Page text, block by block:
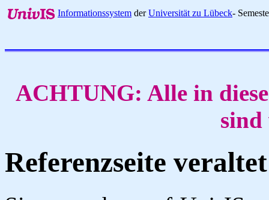
Informationssystem derUniversität zu Lübeck-
ACHTUNG: Alle in
Referenzseite veraltet